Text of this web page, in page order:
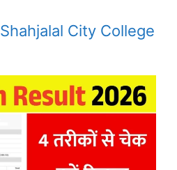
Shahjalal City College